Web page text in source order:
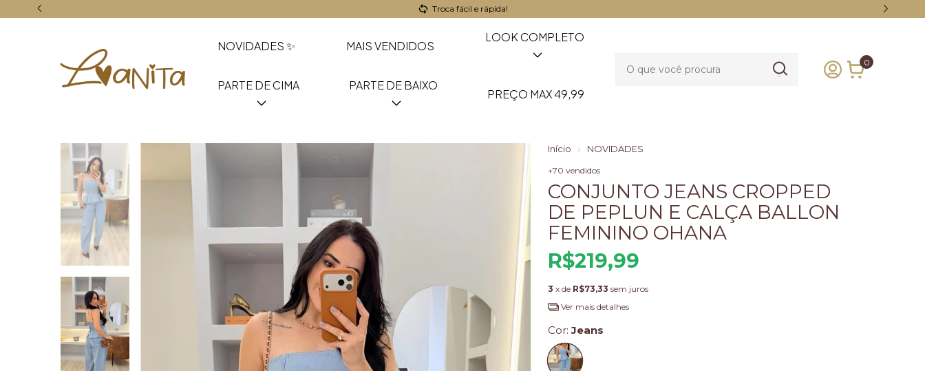
Troca fácil e rápida!
NOVIDADES ✨ MAIS VENDIDOS
LOOK COMPLETO
PARTE DE CIMA PARTE DE BAIXO
PREÇO MAX 49,99
0
Início NOVIDADES
+70 vendidos
CONJUNTO JEANS CROPPED
DE PEPLUN E CALÇA BALLON
FEMININO OHANA
R$219,99
3 x de R$73,33 sem juros
Ver mais detalhes
Cor:Jeans